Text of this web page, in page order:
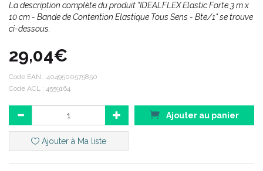
La description complète du produit "IDEALFLEX Elastic Forte 3 m x
10 cm - Bande de Contention Elastique Tous Sens - Bte/1" se trouve
ci-dessous.
29,04€
Code EAN : 4049500575850
Code ACL : 4559164
Ajouter au panier
Ajouter à Ma liste